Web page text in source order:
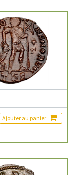
Ajouter au panier